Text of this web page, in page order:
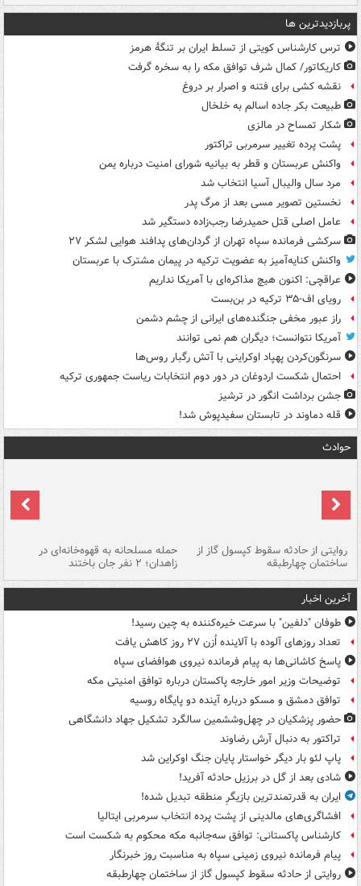
پربازدیدترین ها
ترس کارشناس کویتی از تسلط ایران بر تنگۀ هرمز
کاریکاتور/ کمال شرف توافق مکه را به سخره گرفت
نقشه کشی برای فتنه و اصرار بر دروغ
طبیعت بکر جاده اسالم به خلخال
شکار تمساح در مالزی
پشت پرده تغییر سرمربی تراکتور
واکنش عربستان و قطر به بیانیه شورای امنیت درباره یمن
مرد سال والیبال آسیا انتخاب شد
نخستین تصویر مسی بعد از مرگ پدر
عامل اصلی قتل حمیدرضا رجب‌زاده دستگیر شد
سرکشی فرمانده سپاه تهران از گردان‌های پدافند هوایی لشکر ۲۷
واکنش کنایه‌آمیز به عضویت ترکیه در پیمان مشترک با عربستان
عراقچی: اکنون هیچ مذاکره‌ای با آمریکا نداریم
رویای اف-۳۵ ترکیه در بن‌بست
راز عبور مخفی جنگنده‌های ایرانی از چشم دشمن
آمریکا نتوانست؛ دیگران هم نمی توانند
سرنگون‌کردن پهپاد اوکراینی با آتش رگبار روس‌ها
احتمال شکست اردوغان در دور دوم انتخابات ریاست جمهوری ترکیه
جشن برداشت انگور در ترشیز
قله دماوند در تابستان سفیدپوش شد!
حوادث
روایتی از حادثه سقوط کپسول گاز از
ساختمان چهارطبقه
حمله مسلحانه به قهوه‌خانه‌ای در
زاهدان؛ ۲ نفر جان باختند
آخرین اخبار
طوفان "دلفین" با سرعت خیره‌کننده به چین رسید!
تعداد روزهای آلوده با آلاینده اُزن ۲۷ روز کاهش یافت
پاسخ کاشانی‌ها به پیام فرمانده نیروی هوافضای سپاه
توضیحات وزیر امور خارجه پاکستان درباره توافق امنیتی مکه
توافق دمشق و مسکو درباره آینده دو پایگاه روسیه
حضور پزشکیان در چهل‌وششمین سالگرد تشکیل جهاد دانشگاهی
تراکتور به دنبال آرش رضاوند
پاپ لئو بار دیگر خواستار پایان جنگ اوکراین شد
شادی بعد از گل در برزیل حادثه آفرید!
ایران به قدرتمندترین بازیگرِ منطقه تبدیل شده!
افشاگری‌های مالدینی از پشت پرده انتخاب سرمربی ایتالیا
کارشناس پاکستانی: توافق سه‌جانبه مکه محکوم به شکست است
پیام فرمانده نیروی زمینی سپاه به مناسبت روز خبرنگار
روایتی از حادثه سقوط کپسول گاز از ساختمان چهارطبقه